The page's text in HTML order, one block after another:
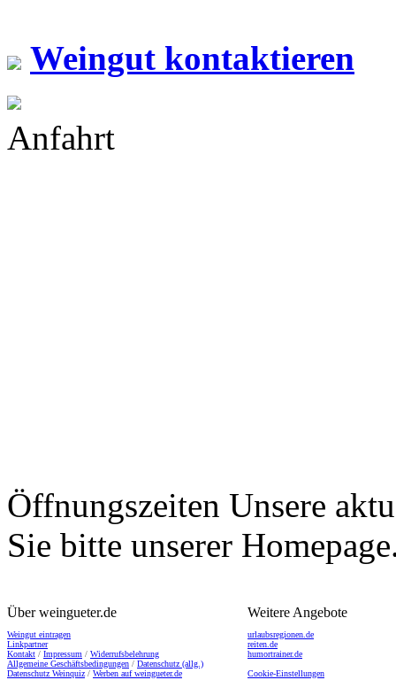
Weingut kontaktieren
Anfahrt
Öffnungszeiten Unsere
Sie bitte unserer
Über weingueter.de
Weingut eintragen
Linkpartner
Kontakt / Impressum / Widerrufsbelehrung
Allgemeine Geschäftsbedingungen / Datenschutz (allg.)
Datenschutz Weinquiz / Werben auf weingueter.de
Weitere Angebote
urlaubsregionen.de
reiten.de
humortrainer.de
Cookie-Einstellungen